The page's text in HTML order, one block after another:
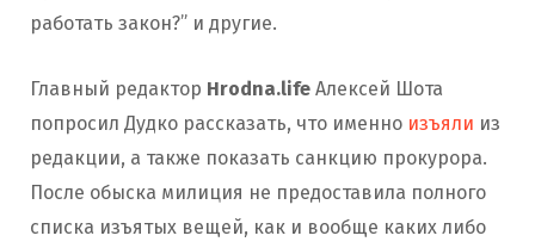
работать закон?” и другие.
Главный редактор Hrodna.life Алексей Шота
попросил Дудко рассказать, что именно изъяли из
редакции, а также показать санкцию прокурора.
После обыска милиция не предоставила полного
списка изъятых вещей, как и вообще каких либо